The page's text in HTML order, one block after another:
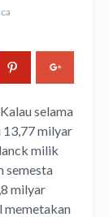
selama
13,77 milyar
milik
semesta
milyar
memetakan